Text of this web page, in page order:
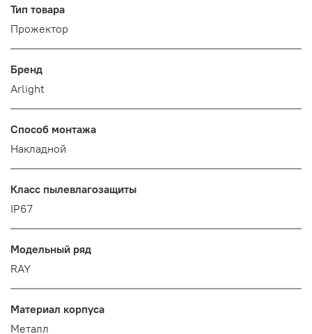
Тип товара
Прожектор
Бренд
Arlight
Способ монтажа
Накладной
Класс пылевлагозащиты
IP67
Модельный ряд
RAY
Материал корпуса
Металл